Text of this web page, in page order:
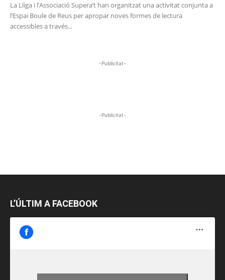
La Lliga i l’Associació Supera’t han organitzat una activitat conjunta a
l’Espai Boule de Reus per apropar noves formes de lectura
accessibles a través...
-Publicitat-
-Publicitat-
L’ÚLTIM A FACEBOOK